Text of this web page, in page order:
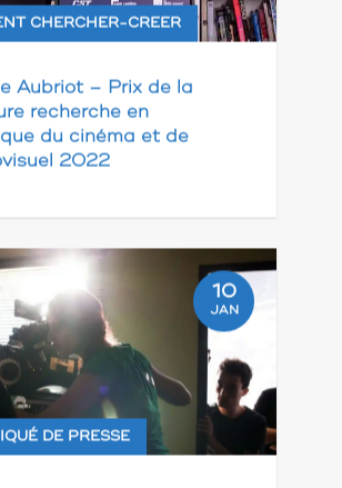
CHERCHER-CREER
Aubriot – Prix de la
recherche en
du cinéma et de
2022
10
JAN
DE PRESSE